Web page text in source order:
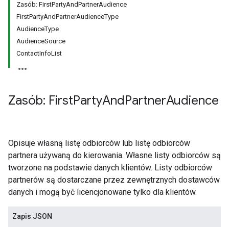
Zasób: FirstPartyAndPartnerAudience
FirstPartyAndPartnerAudienceType
AudienceType
AudienceSource
ContactInfoList
Zasób: FirstPartyAndPartnerAudience
Opisuje własną listę odbiorców lub listę odbiorców
partnera używaną do kierowania. Własne listy odbiorców są
tworzone na podstawie danych klientów. Listy odbiorców
partnerów są dostarczane przez zewnętrznych dostawców
danych i mogą być licencjonowane tylko dla klientów.
Zapis JSON